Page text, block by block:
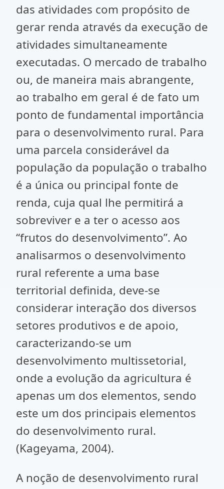
das atividades com propósito de
gerar renda através da execução de
atividades simultaneamente
executadas. O mercado de trabalho
ou, de maneira mais abrangente,
ao trabalho em geral é de fato um
ponto de fundamental importância
para o desenvolvimento rural. Para
uma parcela considerável da
população da população o trabalho
é a única ou principal fonte de
renda, cuja qual lhe permitirá a
sobreviver e a ter o acesso aos
“frutos do desenvolvimento”. Ao
analisarmos o desenvolvimento
rural referente a uma base
territorial definida, deve-se
considerar interação dos diversos
setores produtivos e de apoio,
caracterizando-se um
desenvolvimento multissetorial,
onde a evolução da agricultura é
apenas um dos elementos, sendo
este um dos principais elementos
do desenvolvimento rural.
(Kageyama, 2004).
A noção de desenvolvimento rural